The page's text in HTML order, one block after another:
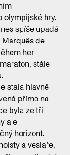
olympijské hry.
spíše upadá
Marquês de
her
stále
stala hlavně
přímo na
byla ze tří
ale
horizont.
a veslaře,